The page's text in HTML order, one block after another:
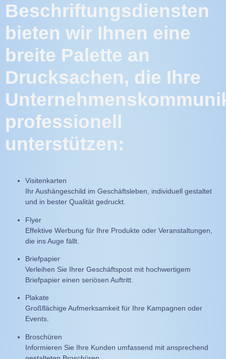
Beschriftungsdiensten
bieten wir Ihnen eine
breite Palette an
Drucksachen, die Ihre
professionell
unterstützen:
Visitenkarten
Ihr Aushängeschild im Geschäftsleben, individuell gestaltet
und in bester Qualität gedruckt.
Flyer
Effektive Werbung für Ihre Produkte oder Veranstaltungen,
die ins Auge fällt.
Briefpapier
Verleihen Sie Ihrer Geschäftspost mit hochwertigem
Briefpapier einen seriösen Auftritt.
Plakate
Großflächige Aufmerksamkeit für Ihre Kampagnen oder
Events.
Broschüren
Informieren Sie Ihre Kunden umfassend mit ansprechend